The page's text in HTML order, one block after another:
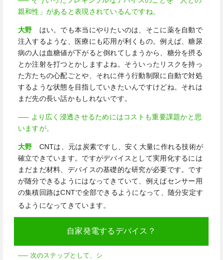
親和性」があると表現されているんですね。
大野 はい。でも本当にやりたいのは、そこに薬を自動で
注入するような、医療にも応用が利くもの。例えば、糖尿
病の人は血糖値が下がると倒れてしまうから、糖分を摂る
とか注射を打つとかしますよね。そういったリスクを持っ
た方たちの心配ごとや、それに伴う行動制限に自動で対処
するような状態を目指していきたいんですけどね。それは
まだ先の長い話かもしれないです。
—– より広く浸透させるためにはコストも重要課題かと思
いますが。
大野 CNTは、元は炭素ですし、安く大量に作れる技術が
確立できています。ですがデバイスとして実用化するには
まだまだ材料、デバイスの基礎的な研究が必要です。です
が随分できるようにはなってきていて、例えばセンサー用
の集積回路はCNTで全部できるようになって、随分安定す
るようになってきています。
自家発電するデバイス？
—– 次のステップとして、シ